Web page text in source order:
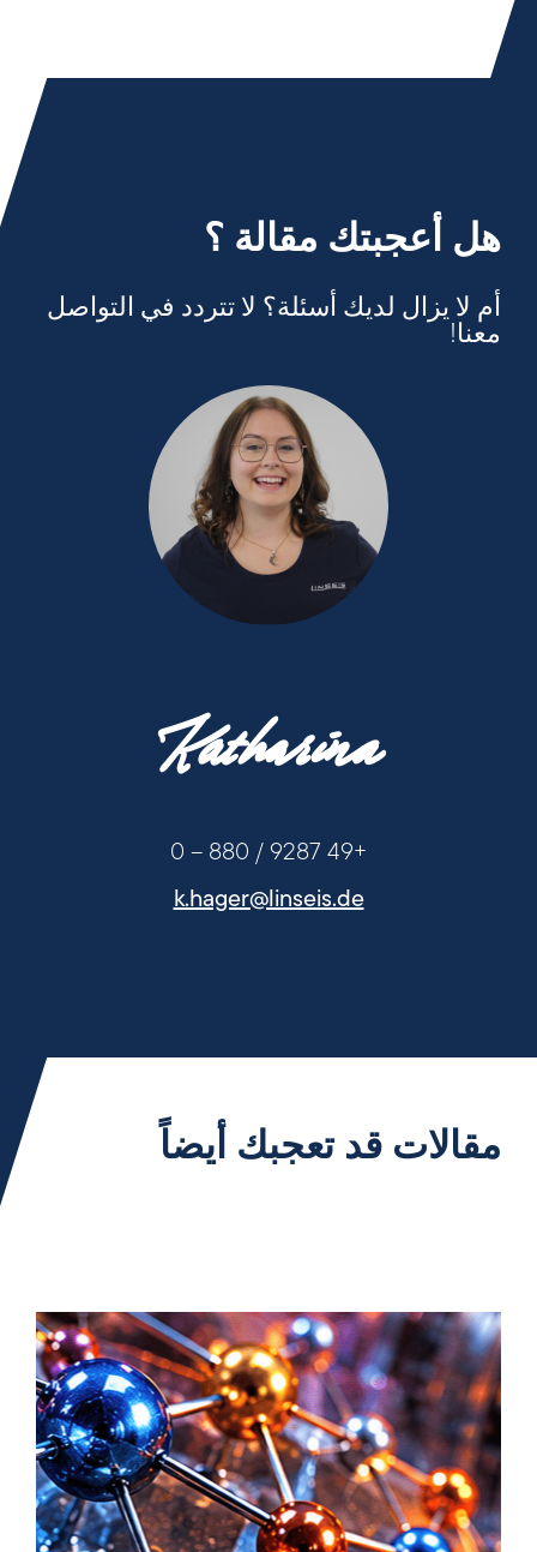
هل أعجبتك مقالة ؟
أم لا يزال لديك أسئلة؟ لا تتردد في التواصل
معنا!
Katharina
+49 9287 / 880 – 0
k.hager@linseis.de
مقالات قد تعجبك أيضاً